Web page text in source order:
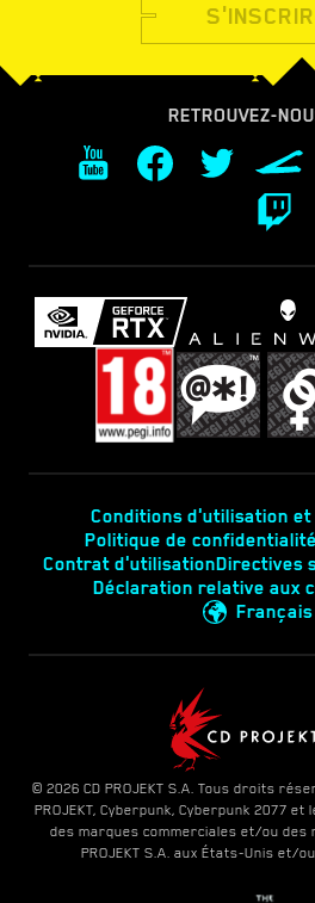
RETROUVEZ-
Conditions d'utilisation et
Politique de confidentialité
Contrat d'utilisationDirectives
Déclaration relative aux
Français
© 2026 CD PROJEKT S.A. Tous droits
PROJEKT, Cyberpunk, Cyberpunk 2077
des marques commerciales et/ou des
PROJEKT S.A. aux États-Unis et/